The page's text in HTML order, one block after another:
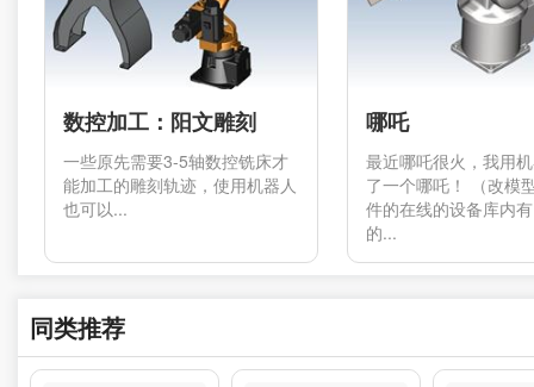
数控加工：阳文雕刻
一些原先需要3-5轴数控铣床才
能加工的雕刻轨迹，使用机器人
也可以...
哪吒
最近哪吒很火，我用
了一个哪吒！ （改模
件的在线的设备库内
的...
同类推荐